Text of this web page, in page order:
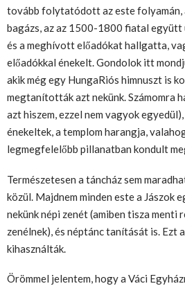
tovább folytatódott az este folyamán,
bagázs, az az 1500-1800 fiatal
és a meghívott előadókat hallgatta,
előadókkal énekelt. Gondolok itt
akik még egy HungaRiós himnuszt is
megtanították azt nekünk. Számomra
azt hiszem, ezzel nem vagyok
énekeltek, a templom harangja,
legmegfelelőbb pillanatban kondult
Természetesen a táncház sem
közül. Majdnem minden este a
nekünk népi zenét (amiben tisza menti
zenélnek), és néptánc tanítását is. Ezt
kihasználták.
Örömmel jelentem, hogy a Váci